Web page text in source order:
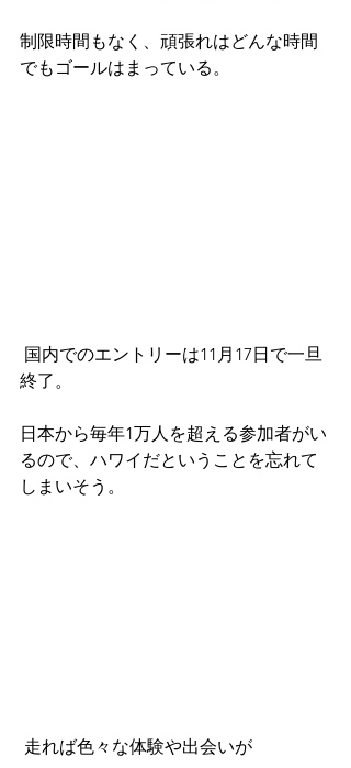
制限時間もなく、頑張れはどんな時間
でもゴールはまっている。
終了。
日本から毎年1万人を超える参加者がい
るので、ハワイだということを忘れて
しまいそう。
走れば色々な体験や出会いが